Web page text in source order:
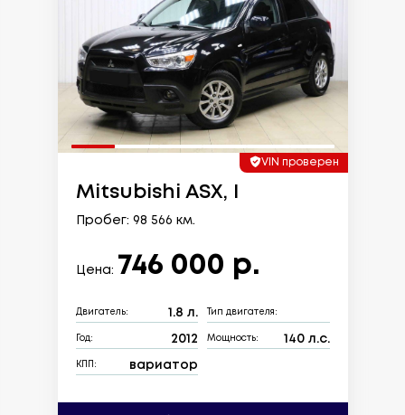
VIN проверен
Mitsubishi ASX, I
Пробег: 98 566 км.
Цена: 746 000 р.
Двигатель: 1.8 л. Тип двигателя:
Год: 2012 Мощность: 140 л.с.
КПП: вариатор